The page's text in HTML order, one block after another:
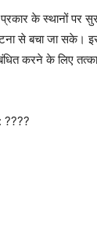
के स्थानों पर
से बचा जा सके।
करने के लिए
????